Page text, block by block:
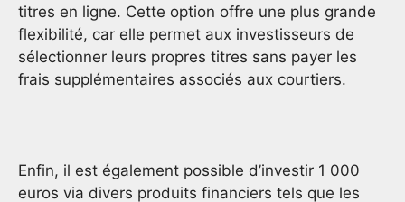
titres en ligne. Cette option offre une plus grande
flexibilité, car elle permet aux investisseurs de
sélectionner leurs propres titres sans payer les
frais supplémentaires associés aux courtiers.
Enfin, il est également possible d’investir 1 000
euros via divers produits financiers tels que les